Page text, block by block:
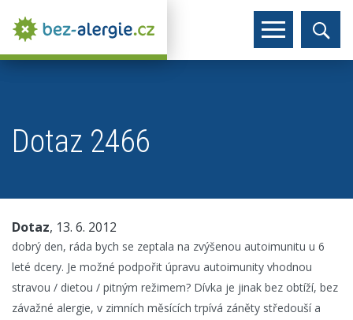
Dotaz 2466
Dotaz, 13. 6. 2012
dobrý den, ráda bych se zeptala na zvýšenou autoimunitu u 6
leté dcery. Je možné podpořit úpravu autoimunity vhodnou
stravou / dietou / pitným režimem? Dívka je jinak bez obtíží, bez
závažné alergie, v zimních měsících trpívá záněty středouší a